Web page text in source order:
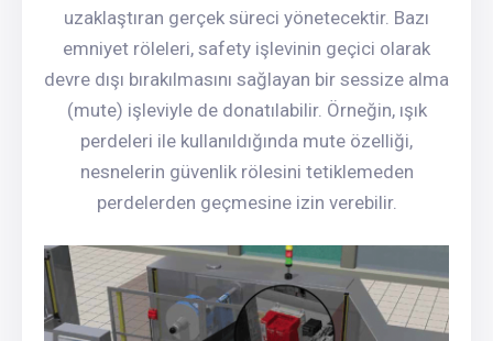
uzaklaştıran gerçek süreci yönetecektir. Bazı
emniyet röleleri, safety işlevinin geçici olarak
devre dışı bırakılmasını sağlayan bir sessize alma
(mute) işleviyle de donatılabilir. Örneğin, ışık
perdeleri ile kullanıldığında mute özelliği,
nesnelerin güvenlik rölesini tetiklemeden
perdelerden geçmesine izin verebilir.